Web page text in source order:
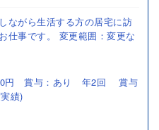
ながら生活する方の居宅に訪
仕事です。 変更範囲：変更な
円 賞与：あり 年2回 賞与
績)